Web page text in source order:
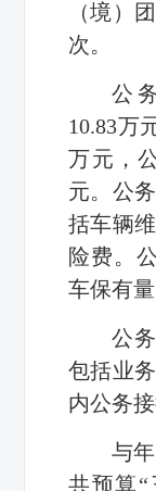
（境）
次。
公
10.83万
万元，
元。公
括车辆
险费。
车保有量
公
包括业
内公务
与
共预算